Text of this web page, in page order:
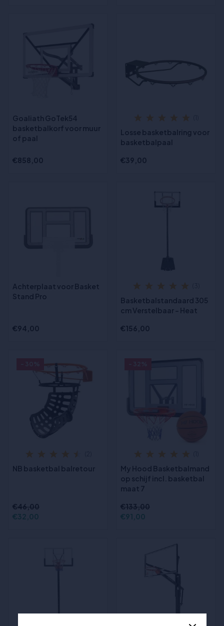
Goaliath GoTek54
basketbalkorf voor muur
of paal
€858,00
Losse basketbalring voor
basketbalpaal
€39,00
Achterplaat voor Basket
Stand Pro
€94,00
Basketbalstandaard 305
cm Verstelbaar – Heat
€156,00
NB basketbal balretour
€46,00
€32,00
My Hood Basketbalmand
op schijf incl. basketbal
maat 7
€133,00
€91,00